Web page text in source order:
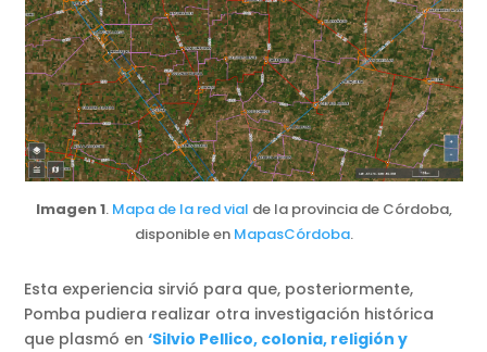
Imagen 1. Mapa de la red vial de la provincia de Córdoba,
disponible en MapasCórdoba.
Esta experiencia sirvió para que, posteriormente,
Pomba pudiera realizar otra investigación histórica
que plasmó en‘Silvio Pellico, colonia, religión y